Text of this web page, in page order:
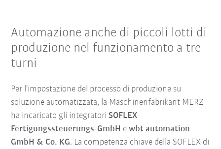
Automazione anche di piccoli lotti di
produzione nel funzionamento a tre
turni
Per l’impostazione del processo di produzione su
soluzione automatizzata, la Maschinenfabrikant MERZ
ha incaricato gli integratoriSOFLEX
Fertigungssteuerungs-GmbH ewbt automation
GmbH & Co. KG. La competenza chiave della SOFLEX di